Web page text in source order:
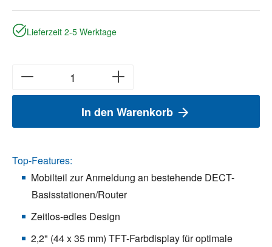
Lieferzeit 2-5 Werktage
In den Warenkorb
Top-Features:
Mobilteil zur Anmeldung an bestehende DECT-
Basisstationen/Router
Zeitlos-edles Design
2,2" (44 x 35 mm) TFT-Farbdisplay für optimale